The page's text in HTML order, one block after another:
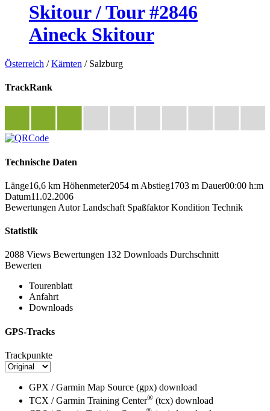
Skitour / Tour #2846
Aineck Skitour
Österreich /Kärnten / Salzburg
TrackRank
Technische Daten
Länge16,6 km Höhenmeter2054 m Abstieg1703 m Dauer00:00 h:m
Datum11.02.2006
Bewertungen Autor Landschaft Spaßfaktor Kondition Technik
Statistik
2088 Views Bewertungen 132 Downloads Durchschnitt
Bewerten
Tourenblatt
Anfahrt
Downloads
GPS-Tracks
Trackpunkte
GPX / Garmin Map Source (gpx) download
TCX / Garmin Training Center® (tcx) download